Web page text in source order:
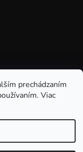
prechádzaním
Viac